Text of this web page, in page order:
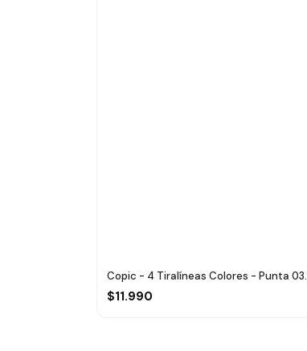
Copic - 4 Tiralíneas Colores - Punta 03.
$11.990